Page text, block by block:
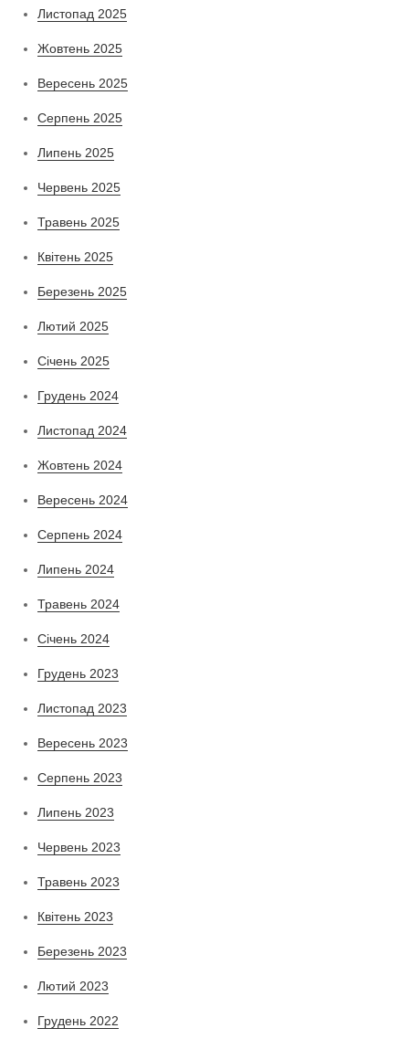
Листопад 2025
Жовтень 2025
Вересень 2025
Серпень 2025
Липень 2025
Червень 2025
Травень 2025
Квітень 2025
Березень 2025
Лютий 2025
Січень 2025
Грудень 2024
Листопад 2024
Жовтень 2024
Вересень 2024
Серпень 2024
Липень 2024
Травень 2024
Січень 2024
Грудень 2023
Листопад 2023
Вересень 2023
Серпень 2023
Липень 2023
Червень 2023
Травень 2023
Квітень 2023
Березень 2023
Лютий 2023
Грудень 2022